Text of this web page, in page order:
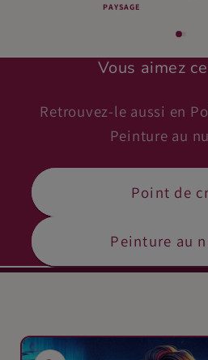
PAYSAGE
Vous aimez
Retrouvez-le aussi en
Peinture au
Point de
Peinture au
Passer aux
informations